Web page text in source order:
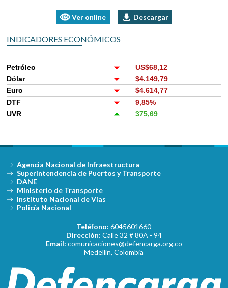
Ver online Descargar
INDICADORES ECONÓMICOS
Petróleo
US$68,12
Dólar
$4.149,79
Euro
$4.614,77
DTF
9,85%
UVR
375,69
Agencia Nacional de Infraestructura
Superintendencia de Puertos y Transporte
DANE
Ministerio de Transporte
Instituto Nacional de Vías
Policía Nacional
Teléfono: 6045601660
Dirección: Calle 32 # 80A - 94
Email: comunicaciones@defencarga.org.co
Medellín, Colombia